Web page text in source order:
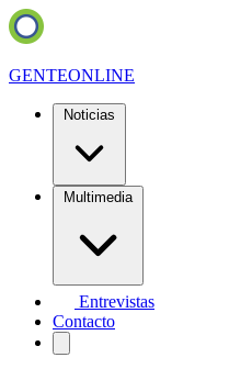
GENTEONLINE
Noticias
Multimedia
Entrevistas
Contacto